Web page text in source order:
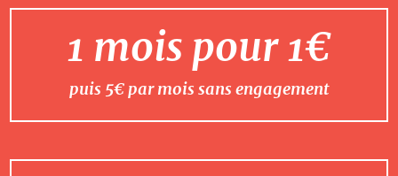
1 mois pour 1€
puis 5€ par mois sans engagement